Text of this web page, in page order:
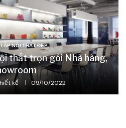
NỘI THẤT ĐẸP
thất trọn gói Nhà hàng,
kế 09/10/2022